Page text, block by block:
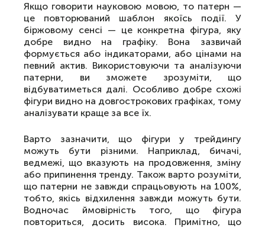
Якщо говорити науковою мовою, то патерн —
це повторюваний шаблон якоїсь події. У
біржовому сенсі — це конкретна фігура, яку
добре видно на графіку. Вона зазвичай
формується або індикаторами, або цінами на
певний актив. Використовуючи та аналізуючи
патерни, ви зможете зрозуміти, що
відбуватиметься далі. Особливо добре схожі
фігури видно на довгострокових графіках, тому
аналізувати краще за все їх.
Варто зазначити, що фігури у трейдингу
можуть бути різними. Наприклад, бичачі,
ведмежі, що вказують на продовження, зміну
або припинення тренду. Також варто розуміти,
що патерни не завжди спрацьовують на 100%,
тобто, якісь відхилення завжди можуть бути.
Водночас ймовірність того, що фігура
повториться, досить висока. Примітно, що